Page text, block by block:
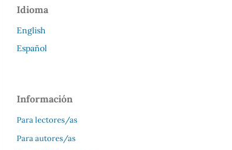
Idioma
English
Español
Información
Para lectores/as
Para autores/as